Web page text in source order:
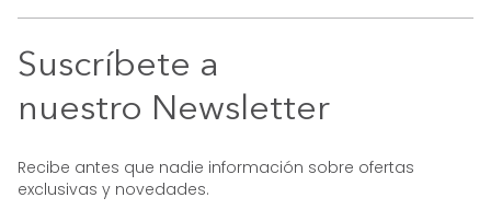
Suscríbete a
nuestro Newsletter
Recibe antes que nadie información sobre ofertas
exclusivas y novedades.